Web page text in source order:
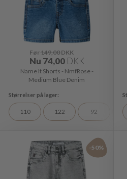
Før149,00DKK
Nu 74,00 DKK
Name It Shorts - NmfRose -
Medium Blue Denim
110 122 92
-50%